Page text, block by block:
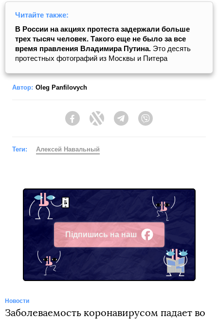
Читайте также:
В России на акциях протеста задержали больше
трех тысяч человек. Такого еще не было за все
время правления Владимира Путина. Это десять
протестных фотографий из Москвы и Питера
Автор: Oleg Panfilovych
FacebookTwitter Telegram
Теги: Алексей Навальный
Підпишись на наш
Facebook
Новости
Заболеваемость коронавирусом падает во